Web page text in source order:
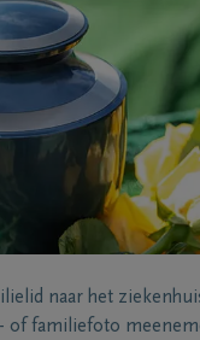
naar het
of familiefoto